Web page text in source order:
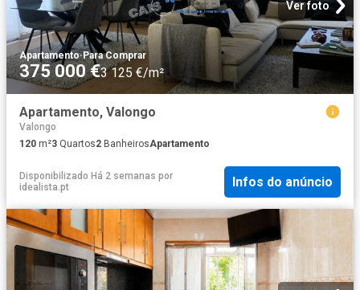
Ver foto
Apartamento·Para Comprar
375 000 €3 125 €/m²
Apartamento, Valongo
Valongo
120 m²3 Quartos2 BanheirosApartamento
Disponibilizado Há 2 semanas por
idealista.pt
Infos do anúncio